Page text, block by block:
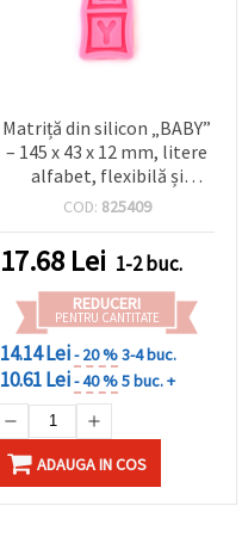
Matriță din silicon „BABY”
– 145 x 43 x 12 mm, litere
alfabet, flexibilă și
reutilizabilă, pentru DIY:
argilă polimerică, turnare
lumânări, decor Baby
Shower
COD: 825409
17.68 Lei 1-2 buc.
REDUCERI
PENTRU CANTITATE
14.14 Lei- 20 %3-4 buc.
10.61 Lei- 40 %5 buc. +
ADAUGA IN COS